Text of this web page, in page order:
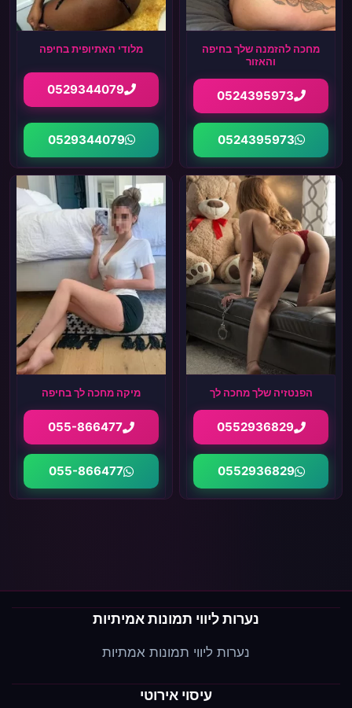
מחכה להזמנה שלך בחיפה
והאזור
0524395973
0524395973
מלודי האתיופית בחיפה
0529344079
0529344079
הפנטזיה שלך מחכה לך
0552936829
0552936829
מיקה מחכה לך בחיפה
055-866477
055-866477
נערות ליווי תמונות אמיתיות
נערות ליווי תמונות אמתיות
עיסוי אירוטי